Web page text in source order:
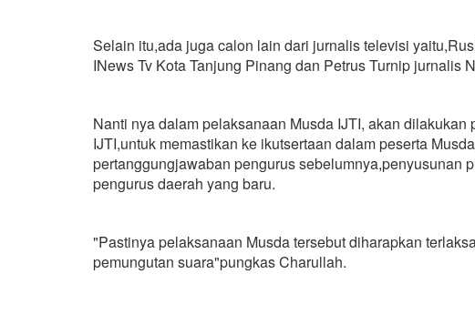
Selain itu,ada juga calon lain dari jurnalis televisi
INews Tv Kota Tanjung Pinang dan Petrus Turnip jurnalis
Nanti nya dalam pelaksanaan Musda IJTI, akan
IJTI,untuk memastikan ke ikutsertaan dalam peserta
pertanggungjawaban pengurus sebelumnya,penyusunan
pengurus daerah yang baru.
"Pastinya pelaksanaan Musda tersebut diharapkan
pemungutan suara"pungkas Charullah.